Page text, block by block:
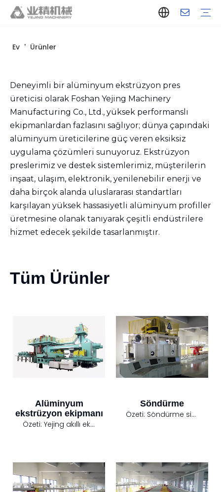
Ev ' Ürünler
Deneyimli bir alüminyum ekstrüzyon pres
üreticisi olarak Foshan Yejing Machinery
Manufacturing Co., Ltd., yüksek performanslı
ekipmanlardan fazlasını sağlıyor; dünya çapındaki
alüminyum üreticilerine güç veren eksiksiz
uygulama çözümleri sunuyoruz. Ekstrüzyon
preslerimiz ve destek sistemlerimiz, müşterilerin
inşaat, ulaşım, elektronik, yenilenebilir enerji ve
daha birçok alanda uluslararası standartları
karşılayan yüksek hassasiyetli alüminyum profiller
üretmesine olanak tanıyarak çeşitli endüstrilere
hizmet edecek şekilde tasarlanmıştır.
Tüm Ürünler
Alüminyum
ekstrüzyon ekipmanı
Özeti: Yejing akıllı ekstrüzyon üretim hattı sistemi, tüm ekstrüzyon üretim hattının tüm ekipmanlarını (alüminyum kütük ısıtma fırını, sıcak kütük kesme makinesi, ekstrüzyon presi, çift çektirme, çalışma masası ve kalıp ısıtıcısı dahil) tek bir kontrol konsolunda merkezileştirir. Konsol, yalnızca tüm ekstrüzyon hattını basit ve doğru bir şekilde kontrol etmekle kalmayıp aynı zamanda ekstrüzyonla ilgili üretim sürecinin tüm veri bilgilerini kaydedebilen ve doğrudan bağlanabilen güçlü konfigürasyon yazılımına sahip bir dizi endüstriyel tablet bilgisayarla donatılmıştır. İşletmenin ERP yönetim sistemi ile gerçek zamanlı, gerçek, genel ve ekstrüzyon süreç verilerini sağlar ve işletmenin üretim yönetimi için büyük ölçüde uygundur.
Söndürme
Özeti: Söndürme sistemi, ön masa platformunun yüksek sıcaklık bölümünde, ekstrüzyon presinin çıkış deliğine yakın, entegre bir paslanmaz çelik soğutma suyu deposuna monte edilmiş, ön ve arka iki soğutma bölgesine bölünmüş, rüzgar soğutma, su sisi soğutma, güçlü su soğutma, su nüfuzu ve diğer tekli veya çoklu kombinasyonların soğutma modunu gerçekleştirebilen bir konuma sahiptir.